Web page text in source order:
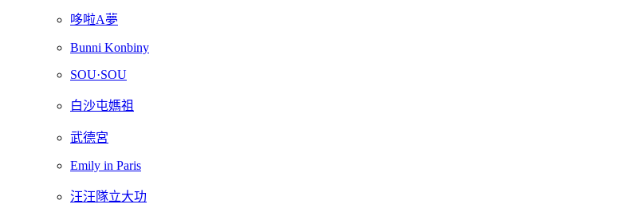
哆啦A夢
Bunni Konbiny
SOU·SOU
白沙屯媽祖
武德宮
Emily in Paris
汪汪隊立大功